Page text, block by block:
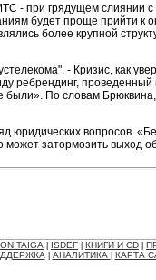
- при грядущем слиянии
будет проще прийти к
более крупной
- Кризис, как
ребрендинг,
По словам
вопросов.
затормозить выход
TAIGA ISDEF КНИГИ И CD
| АНАЛИТИКА КАРТА